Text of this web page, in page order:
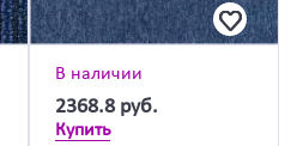
В наличии
2368.8 руб.
Купить